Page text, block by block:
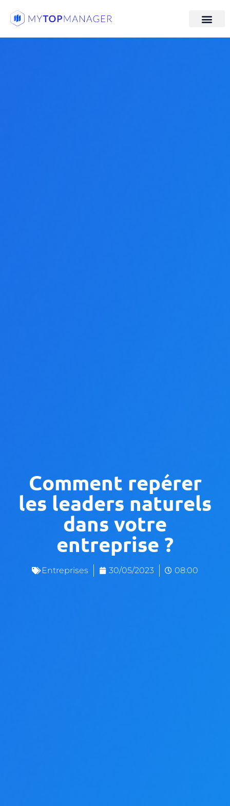
Comment repérer
les leaders naturels
dans votre
entreprise ?
Entreprises 30/05/2023 08:00